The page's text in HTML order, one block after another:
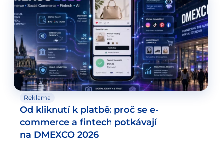
Reklama
Od kliknutí k platbě: proč se e-
commerce a fintech potkávají
na DMEXCO 2026